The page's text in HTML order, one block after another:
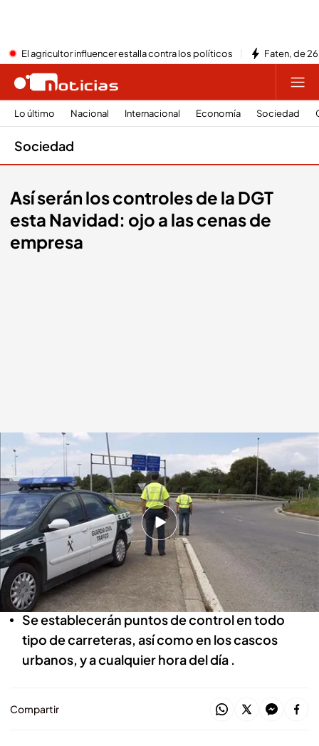
El agricultor influencer estalla contra los políticos Faten, de
Lo último Nacional Internacional Economía Sociedad
Sociedad
Así serán los controles de la DGT
esta Navidad: ojo a las cenas de
empresa
Más controles de la DGT, también en cascos urbanos, esta Navidad.Los
controles serán exhaustivos esta Navidad para evitar accidentes.
Raquel Duva
15 DIC 2025 - 16:58h.
Las policías de tráfico realizarán desde este
lunes más de 35.000 pruebas de alcohol y
drogas diarias a conductores.
Se establecerán puntos de control en todo
tipo de carreteras, así como en los cascos
urbanos, y a cualquier hora del día .
Compartir